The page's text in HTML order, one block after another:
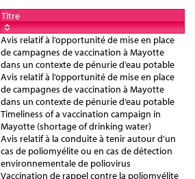
Titre
Avis relatif à l’opportunité de mise en place
de campagnes de vaccination à Mayotte
dans un contexte de pénurie d’eau potable
Avis relatif à l’opportunité de mise en place
de campagnes de vaccination à Mayotte
dans un contexte de pénurie d’eau potable
Timeliness of a vaccination campaign in
Mayotte (shortage of drinking water)
Avis relatif à la conduite à tenir autour d’un
cas de poliomyélite ou en cas de détection
environnementale de poliovirus
Vaccination de rappel contre la poliomyélite